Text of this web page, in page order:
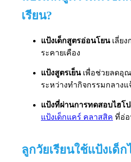
เรียน?
แป้งเด็กสูตรอ่อนโยนเลี่ยง
ระคายเคือง
แป้งสูตรเย็น เพื่อช่วยลดอุ
ระหว่างทำกิจกรรมกลางแ
แป้งที่ผ่านการทดสอบไฮโป
แป้งเด็กแคร์ คลาสสิค ที่อ่อ
ลูกวัยเรียนใช้แป้งเด็